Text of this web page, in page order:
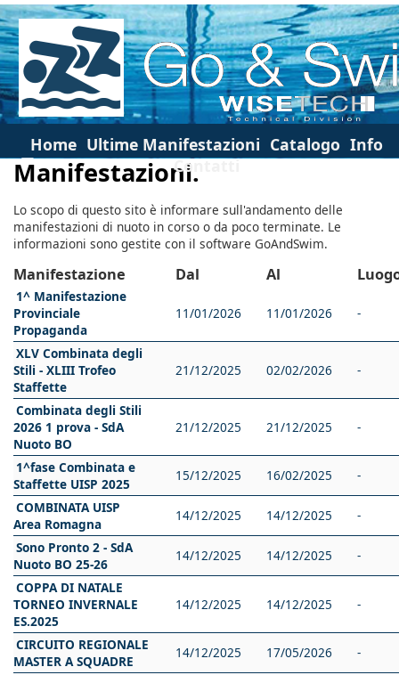
Home Ultime Manifestazioni Catalogo Info
Contatti
Manifestazioni.
Lo scopo di questo sito è informare sull'andamento delle
manifestazioni di nuoto in corso o da poco terminate. Le
informazioni sono gestite con il software GoAndSwim.
Manifestazione Dal Al
1^ Manifestazione
Provinciale
Propaganda
11/01/2026 11/01/2026 -
XLV Combinata degli
Stili - XLIII Trofeo
Staffette
21/12/2025 02/02/2026 -
Combinata degli Stili
2026 1 prova - SdA
Nuoto BO
21/12/2025 21/12/2025 -
1^fase Combinata e
Staffette UISP 2025
15/12/2025 16/02/2025
-
COMBINATA UISP
Area Romagna
14/12/2025 14/12/2025
-
Sono Pronto 2 - SdA
Nuoto BO 25-26
14/12/2025 14/12/2025
-
COPPA DI NATALE
TORNEO INVERNALE
ES.2025
14/12/2025 14/12/2025 -
CIRCUITO REGIONALE
MASTER A SQUADRE
14/12/2025 17/05/2026
-